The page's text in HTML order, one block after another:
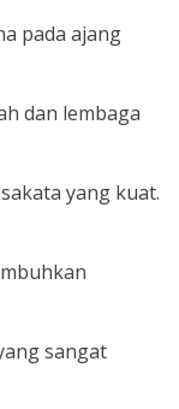
pada ajang
dan lembaga
yang kuat.
sangat